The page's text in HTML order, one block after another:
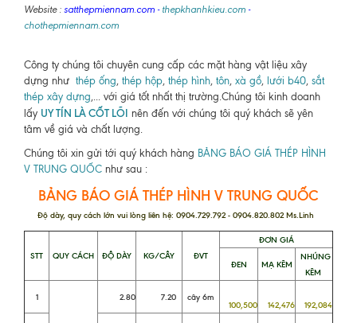
Website : satthepmiennam.com - thepkhanhkieu.com -
chothepmiennam.com
Công ty chúng tôi chuyên cung cấp các mặt hàng vật liệu xây
dựng như thép ống, thép hộp, thép hình, tôn, xà gồ, lưới b40, sắt
thép xây dựng,... với giá tốt nhất thị trường.Chúng tôi kinh doanh
lấy UY TÍN LÀ CỐT LÕI nên đến với chúng tôi quý khách sẽ yên
tâm về giá và chất lượng.
Chúng tôi xin gửi tới quý khách hàng BẢNG BÁO GIÁ THÉP HÌNH
V TRUNG QUỐC như sau :
BẢNG BÁO GIÁ THÉP HÌNH V TRUNG QUỐC
Độ dày, quy cách lớn vui lòng liên hệ: 0904.729.792 - 0904.820.802 Ms.Linh
STT QUY CÁCH ĐỘ DÀY KG/CÂY ĐVT
ĐƠN GIÁ
ĐEN MẠ KẼM
NHÚNG
KẼM
1 2.80 7.20 cây 6m
100,500 142,476 192,084